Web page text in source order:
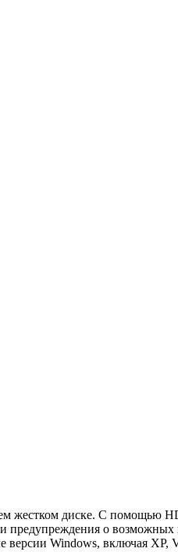
жестком диске. С помощью
и предупреждения о
Windows, включая XP,